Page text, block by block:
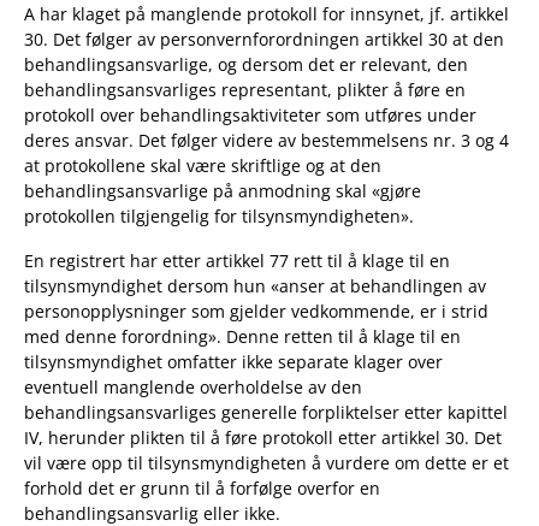
A har klaget på manglende protokoll for innsynet, jf. artikkel
30. Det følger av personvernforordningen artikkel 30 at den
behandlingsansvarlige, og dersom det er relevant, den
behandlingsansvarliges representant, plikter å føre en
protokoll over behandlingsaktiviteter som utføres under
deres ansvar. Det følger videre av bestemmelsens nr. 3 og 4
at protokollene skal være skriftlige og at den
behandlingsansvarlige på anmodning skal «gjøre
protokollen tilgjengelig for tilsynsmyndigheten».
En registrert har etter artikkel 77 rett til å klage til en
tilsynsmyndighet dersom hun «anser at behandlingen av
personopplysninger som gjelder vedkommende, er i strid
med denne forordning». Denne retten til å klage til en
tilsynsmyndighet omfatter ikke separate klager over
eventuell manglende overholdelse av den
behandlingsansvarliges generelle forpliktelser etter kapittel
IV, herunder plikten til å føre protokoll etter artikkel 30. Det
vil være opp til tilsynsmyndigheten å vurdere om dette er et
forhold det er grunn til å forfølge overfor en
behandlingsansvarlig eller ikke.